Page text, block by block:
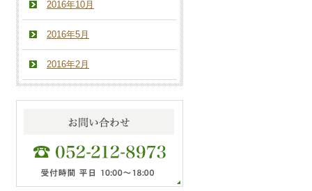
2016年10月
2016年5月
2016年2月